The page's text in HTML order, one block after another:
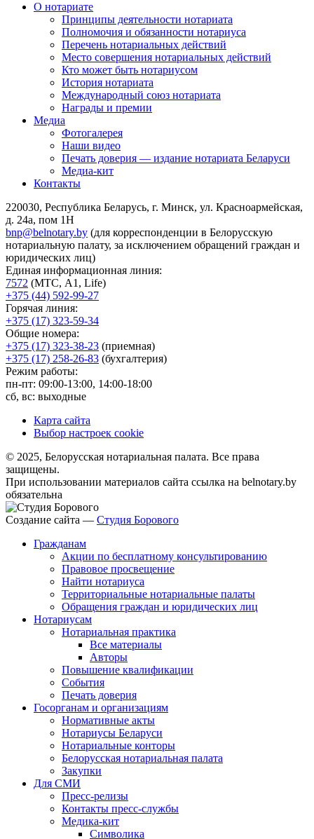
О нотариате
Принципы деятельности нотариата
Полномочия и обязанности нотариуса
Перечень нотариальных действий
Место совершения нотариальных действий
Кто может быть нотариусом
История нотариата
Международный союз нотариата
Награды и премии
Медиа
Фотогалерея
Наши видео
Печать доверия — издание нотариата Беларуси
Медиа-кит
Контакты
220030, Республика Беларусь, г. Минск, ул. Красноармейская,
д. 24а, пом 1Н
bnp@belnotary.by (для корреспонденции в Белорусскую
нотариальную палату, за исключением обращений граждан и
юридических лиц)
Единая информационная линия:
7572 (МТС, A1, Life)
+375 (44) 592-99-27
Горячая линия:
+375 (17) 323-59-34
Общие номера:
+375 (17) 323-38-23 (приемная)
+375 (17) 258-26-83 (бухгалтерия)
Режим работы:
пн-пт: 09:00-13:00, 14:00-18:00
сб, вс: выходные
Карта сайта
Выбор настроек cookie
© 2025, Белорусская нотариальная палата. Все права
защищены.
При использовании материалов сайта ссылка на belnotary.by
обязательна
Создание сайта — Студия Борового
Гражданам
Акции по бесплатному консультированию
Правовое просвещение
Найти нотариуса
Территориальные нотариальные палаты
Обращения граждан и юридических лиц
Нотариусам
Нотариальная практика
Все материалы
Авторы
Повышение квалификации
События
Печать доверия
Госорганам и организациям
Нормативные акты
Нотариусы Беларуси
Нотариальные конторы
Белорусская нотариальная палата
Закупки
Для СМИ
Пресс-релизы
Контакты пресс-службы
Медика-кит
Символика